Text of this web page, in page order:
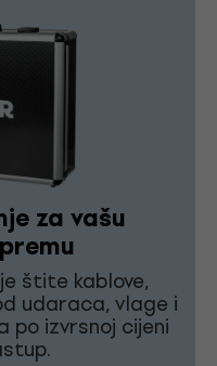
za vašu
štite kablove,
udaraca, vlage i
po izvrsnoj cijeni